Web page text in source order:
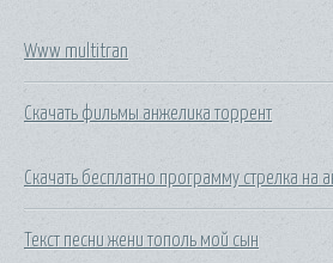
Www multitran
Скачать фильмы анжелика торрент
Скачать бесплатно программу стрелка на
Текст песни жени тополь мой сын